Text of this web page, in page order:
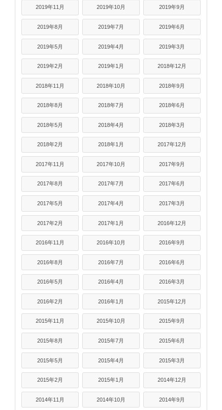
2019年11月 2019年10月 2019年9月
2019年8月 2019年7月 2019年6月
2019年5月 2019年4月 2019年3月
2019年2月 2019年1月 2018年12月
2018年11月 2018年10月 2018年9月
2018年8月 2018年7月 2018年6月
2018年5月 2018年4月 2018年3月
2018年2月 2018年1月 2017年12月
2017年11月 2017年10月 2017年9月
2017年8月 2017年7月 2017年6月
2017年5月 2017年4月 2017年3月
2017年2月 2017年1月 2016年12月
2016年11月 2016年10月 2016年9月
2016年8月 2016年7月 2016年6月
2016年5月 2016年4月 2016年3月
2016年2月 2016年1月 2015年12月
2015年11月 2015年10月 2015年9月
2015年8月 2015年7月 2015年6月
2015年5月 2015年4月 2015年3月
2015年2月 2015年1月 2014年12月
2014年11月 2014年10月 2014年9月